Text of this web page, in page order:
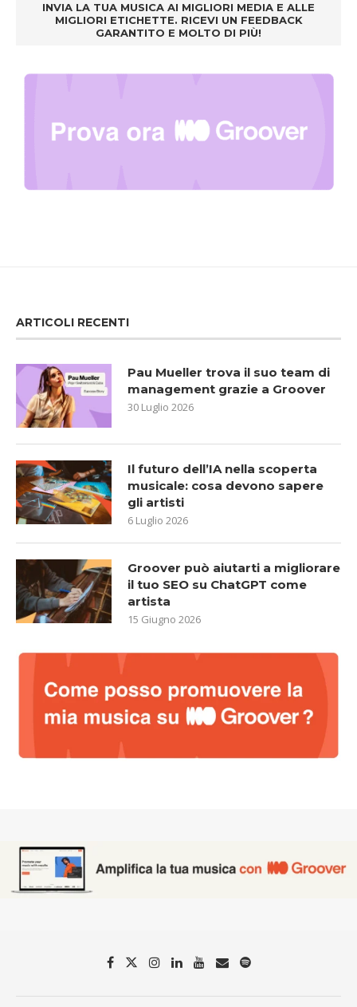
INVIA LA TUA MUSICA AI MIGLIORI MEDIA E ALLE
MIGLIORI ETICHETTE. RICEVI UN FEEDBACK
GARANTITO E MOLTO DI PIÙ!
ARTICOLI RECENTI
Pau Mueller trova il suo team di
management grazie a Groover
30 Luglio 2026
Il futuro dell’IA nella scoperta
musicale: cosa devono sapere
gli artisti
6 Luglio 2026
Groover può aiutarti a migliorare
il tuo SEO su ChatGPT come
artista
15 Giugno 2026